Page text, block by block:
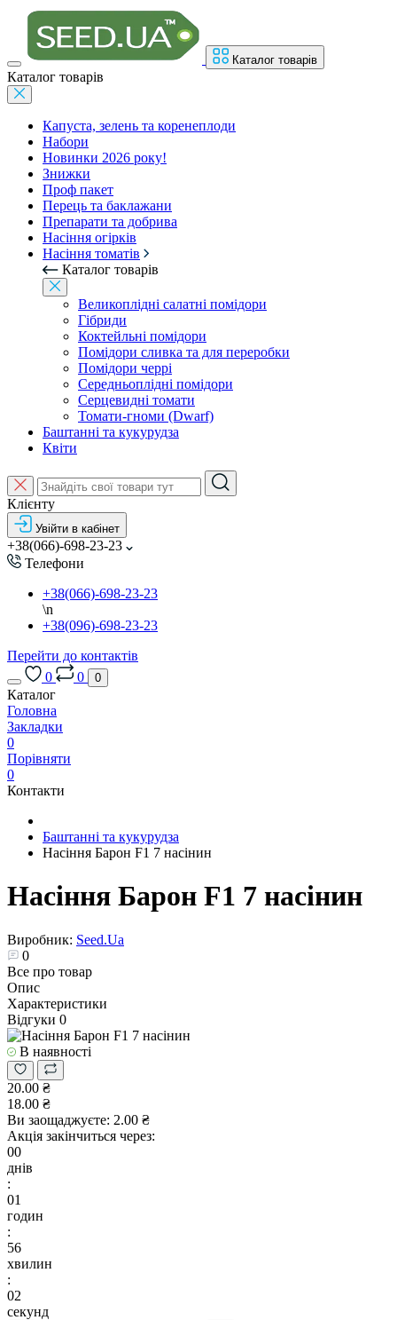
Каталог товарів
Каталог товарів
Капуста, зелень та коренеплоди
Набори
Новинки 2026 року!
Знижки
Проф пакет
Перець та баклажани
Препарати та добрива
Насіння огірків
Насіння томатів
Каталог товарів
Великоплідні салатні помідори
Гібриди
Коктейльні помідори
Помідори сливка та для переробки
Помідори черрі
Середньоплідні помідори
Серцевидні томати
Томати-гноми (Dwarf)
Баштанні та кукурудза
Квіти
Клієнту
Увійти в кабінет
+38(066)-698-23-23
Телефони
+38(066)-698-23-23
\n
+38(096)-698-23-23
Перейти до контактів
0
0 0
Каталог
Головна
Закладки
0
Порівняти
0
Контакти
Баштанні та кукурудза
Насіння Барон F1 7 насінин
Насіння Барон F1 7 насінин
Виробник: Seed.Ua
0
Все про товар
Опис
Характеристики
Відгуки 0
В наявності
20.00 ₴
18.00 ₴
Ви заощаджуєте: 2.00 ₴
Акція закінчиться через:
00
днів
:
01
годин
:
56
хвилин
:
02
секунд